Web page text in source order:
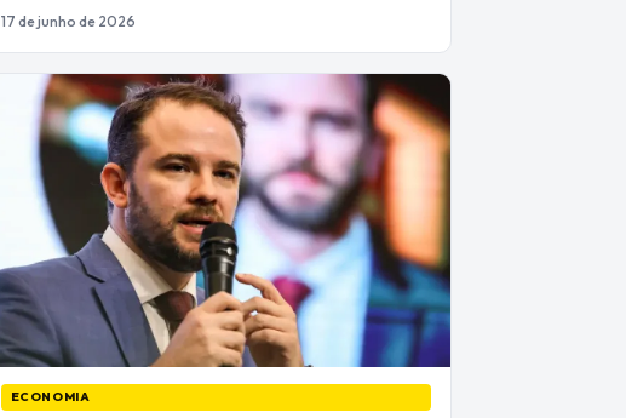
17 de junho de 2026
ECONOMIA